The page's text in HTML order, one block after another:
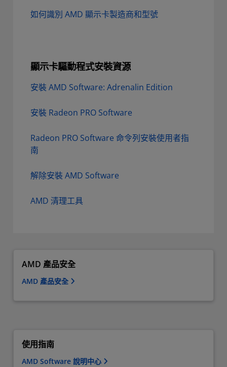
如何識別 AMD 顯示卡製造商和型號
顯示卡驅動程式安裝資源
安裝 AMD Software: Adrenalin Edition
安裝 Radeon PRO Software
Radeon PRO Software 命令列安裝使用者指
南
解除安裝 AMD Software
AMD 清理工具
AMD 產品安全
AMD 產品安全
使用指南
AMD Software 說明中心